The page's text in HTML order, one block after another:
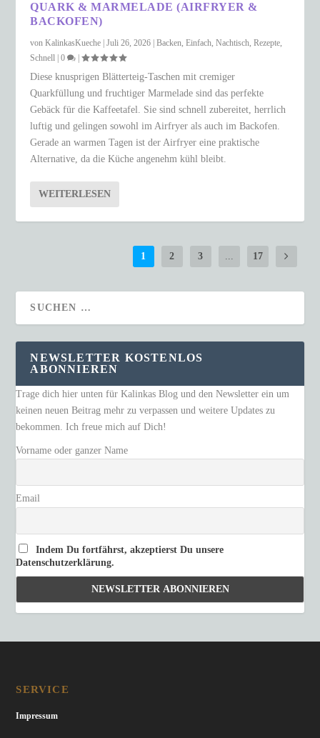
QUARK & MARMELADE (AIRFRYER &
BACKOFEN)
vonKalinkasKueche |Juli 26, 2026 |Backen,Einfach,Nachtisch,Rezepte,
Schnell |0 |
Diese knusprigen Blätterteig-Taschen mit cremiger
Quarkfüllung und fruchtiger Marmelade sind das perfekte
Gebäck für die Kaffeetafel. Sie sind schnell zubereitet, herrlich
luftig und gelingen sowohl im Airfryer als auch im Backofen.
Gerade an warmen Tagen ist der Airfryer eine praktische
Alternative, da die Küche angenehm kühl bleibt.
WEITERLESEN
1 2 3 17
NEWSLETTER KOSTENLOS
ABONNIEREN
Trage dich hier unten für Kalinkas Blog und den Newsletter ein um
keinen neuen Beitrag mehr zu verpassen und weitere Updates zu
bekommen. Ich freue mich auf Dich!
Vorname oder ganzer Name
Email
Indem Du fortfährst, akzeptierst Du unsere
Datenschutzerklärung.
SERVICE
Impressum